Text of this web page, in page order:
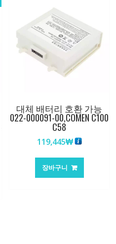
대체 배터리 호환 가능
022-000091-00,COMEN C100
C58
119,445₩
장바구니